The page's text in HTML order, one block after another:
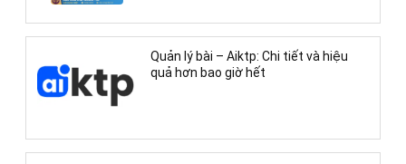
Quản lý bài – Aiktp: Chi tiết và hiệu
quả hơn bao giờ hết